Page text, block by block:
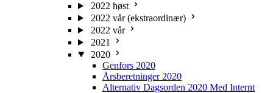
2022 høst
2022 vår (ekstraordinær)
2022 vår
2021
2020
Genfors 2020
Årsberetninger 2020
Alternativ Dagsorden 2020 Med Internt